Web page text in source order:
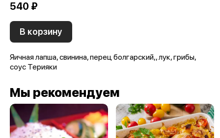
540 ₽
В корзину
Яичная лапша, свинина, перец болгарский,, лук, грибы,
соус Терияки
Мы рекомендуем